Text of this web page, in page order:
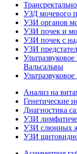
УЗД мочевого
УЗИ органов
УЗИ почек и
УЗИ почек с
УЗИ
Вальсальвы
Анализ на
Генетические
Диагностика
УЗИ
УЗИ слюнных
УЗИ